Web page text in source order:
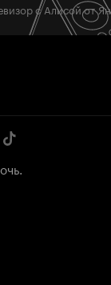
с Алисой от